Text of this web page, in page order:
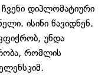
დიპლომატიური
ისინი წავიდნენ.
უნდა
რომლის